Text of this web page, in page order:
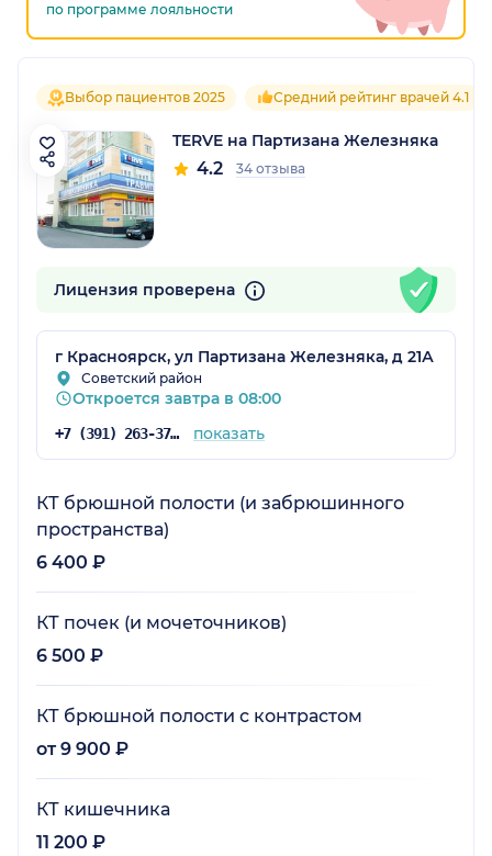
по программе лояльности
Выбор пациентов 2025 Средний рейтинг врачей 4.1
TERVE на Партизана Железняка
4.2 34 отзыва
Лицензия проверена
г Красноярск, ул Партизана Железняка, д 21А
Советский район
Откроется завтра в 08:00
+7 (391) 263-37-90 показать
КТ брюшной полости (и забрюшинного
пространства)
6 400 ₽
КТ почек (и мочеточников)
6 500 ₽
КТ брюшной полости с контрастом
от 9 900 ₽
КТ кишечника
11 200 ₽